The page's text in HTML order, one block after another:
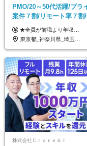
PMO/20～50代活躍/プラ
案件７割/リモート率７割
前職より年収UP/有給取得
100%
★全員が前職より年収UPを実現！ ★前職給与より120％アップ実績あり ★前職給与を最大限に考慮 ★入社4年目で年収800万円の社員も在籍！ 年俸420万円～960万円（1/12を毎月支給）＋インセンティブ＋各種手当 ※経験・スキルを考慮の上、決定します ※試用期間6ヶ月あり（期間中の給与、待遇に差異はありません） ※上記金額には固定残業代(月20時間／月5.6万円)を含みます ※超過分は別途全額支給します
東京都_神奈川県_埼玉県_千葉県
株式会社Ｃｒａｎｅ＆Ｉ